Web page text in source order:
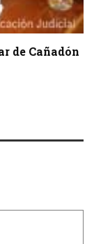
de Cañadón